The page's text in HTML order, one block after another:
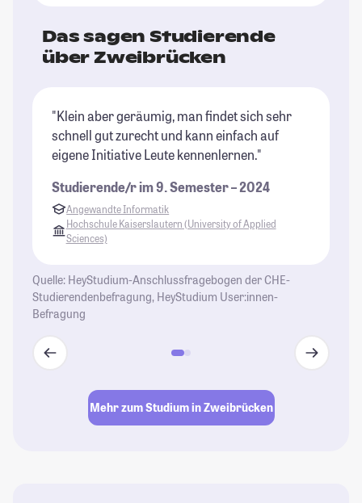
Das sagen Studierende
über Zweibrücken
"Klein aber geräumig, man findet sich sehr
schnell gut zurecht und kann einfach auf
eigene Initiative Leute kennenlernen."
Studierende/r im 9. Semester – 2024
Angewandte Informatik
Hochschule Kaiserslautern (University of Applied
Sciences)
Quelle: HeyStudium-Anschlussfragebogen der CHE-
Studierendenbefragung, HeyStudium User:innen-
Befragung
Mehr zum Studium in Zweibrücken